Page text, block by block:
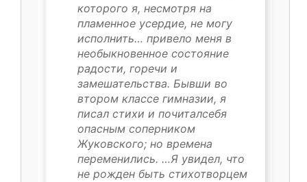
которого я, несмотря на
пламенное усердие, не могу
исполнить… привело меня в
необыкновенное состояние
радости, горечи и
замешательства. Бывши во
втором классе гимназии, я
писал стихи и почиталсебя
опасным соперником
Жуковского; но времена
переменились. …Я увидел, что
не рожден быть стихотворцем